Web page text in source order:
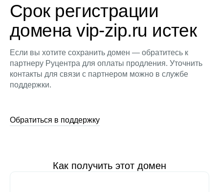
Срок регистрации
домена vip-zip.ru истек
Если вы хотите сохранить домен — обратитесь к
партнеру Руцентра для оплаты продления. Уточнить
контакты для связи с партнером можно в службе
поддержки.
Обратиться в поддержку
Как получить этот домен